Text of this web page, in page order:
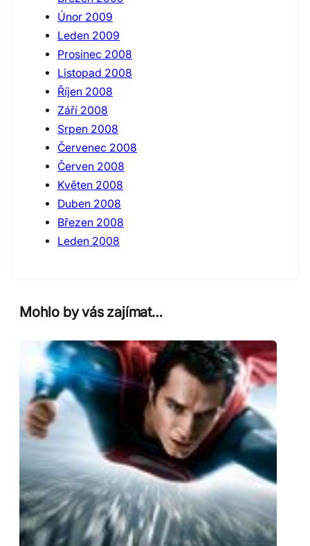
Únor 2009
Leden 2009
Prosinec 2008
Listopad 2008
Říjen 2008
Září 2008
Srpen 2008
Červenec 2008
Červen 2008
Květen 2008
Duben 2008
Březen 2008
Leden 2008
Mohlo by vás zajímat…